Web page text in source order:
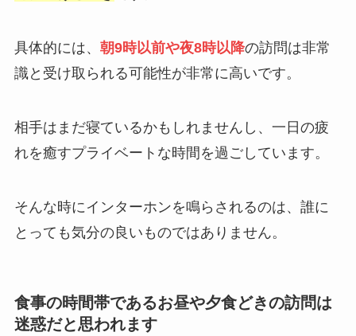
具体的には、 朝9時以前や夜8時以降の訪問は非常
識と受け取られる可能性が非常に高いです。
相手はまだ寝ているかもしれませんし、一日の疲
れを癒すプライベートな時間を過ごしています。
そんな時にインターホンを鳴らされるのは、誰に
とっても気分の良いものではありません。
食事の時間帯であるお昼や夕食どきの訪問は
迷惑だと思われます